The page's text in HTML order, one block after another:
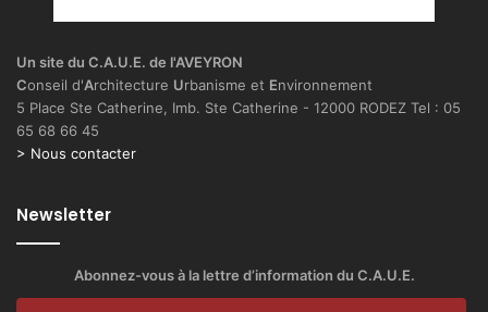
Un site du C.A.U.E. de l'AVEYRON
Conseil d'Architecture Urbanisme et Environnement
5 Place Ste Catherine, Imb. Ste Catherine - 12000 RODEZ Tel : 05
65 68 66 45
> Nous contacter
Newsletter
Abonnez-vous à la lettre d’information du C.A.U.E.